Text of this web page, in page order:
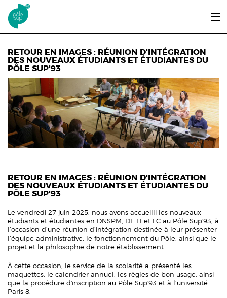
Aller au contenu principal
ENTRER ET SE FORMER
ÉTUDIANTS / DIPLÔMÉS
ÉCOUTER, VOIR & LIRE
INFOS PRATIQUES
RETOUR EN IMAGES : RÉUNION D'INTÉGRATION
DES NOUVEAUX ÉTUDIANTS ET ÉTUDIANTES DU
PÔLE SUP'93
RETOUR EN IMAGES : RÉUNION D'INTÉGRATION
DES NOUVEAUX ÉTUDIANTS ET ÉTUDIANTES DU
PÔLE SUP'93
Le vendredi 27 juin 2025, nous avons accueilli les nouveaux
étudiants et étudiantes en DNSPM, DE FI et FC au Pôle Sup'93, à
l’occasion d’une réunion d’intégration destinée à leur présenter
l’équipe administrative, le fonctionnement du Pôle, ainsi que le
projet et la philosophie de notre établissement.
À cette occasion, le service de la scolarité a présenté les
maquettes, le calendrier annuel, les règles de bon usage, ainsi
que la procédure d'inscription au Pôle Sup'93 et à l’université
Paris 8.